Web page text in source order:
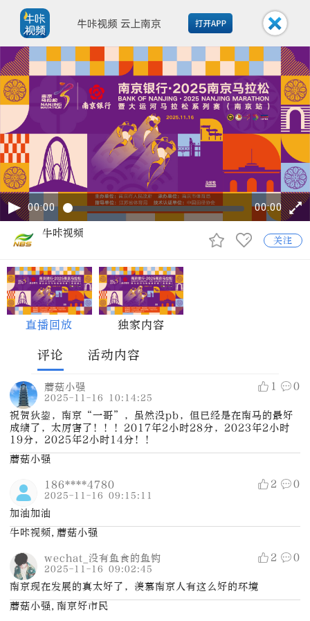
00:00 00:00
牛咔视频
关注
直播回放 独家内容
评论 活动内容
蘑菇小强 0
1
2025-11-16 10:14:25
祝贺狄鋆，南京“一哥”，虽然没pb，但已经是在南马的最好
成绩了，太厉害了！！！2017年2小时28分，2023年2小时
19分，2025年2小时14分！！
蘑菇小强
186****4780 0
2
2025-11-16 09:15:11
加油加油
牛咔视频,蘑菇小强
wechat_没有鱼食的鱼钩 0
2
2025-11-16 09:02:45
南京现在发展的真太好了，羡慕南京人有这么好的环境
蘑菇小强,南京好市民